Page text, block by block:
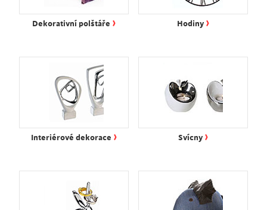
Dekorativní polštáře › Hodiny ›
Interiérové dekorace › Svícny ›